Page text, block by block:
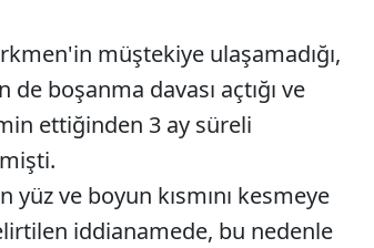
müştekiye ulaşamadığı,
boşanma davası açtığı ve
ettiğinden 3 ay süreli
ve boyun kısmını kesmeye
iddianamede, bu nedenle